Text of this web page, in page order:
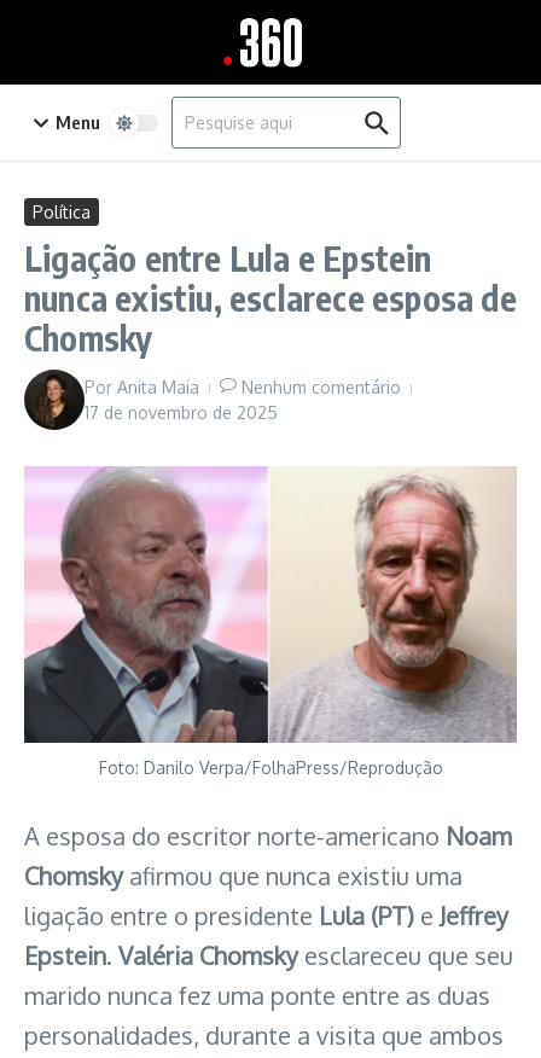
Menu
Procurar por:
Política
Ligação entre Lula e Epstein
nunca existiu, esclarece esposa de
Chomsky
Por Anita Maia
Nenhum comentário
17 de novembro de 2025
Foto: Danilo Verpa/FolhaPress/Reprodução
A esposa do escritor norte-americano Noam
Chomskyafirmou que nunca existiu uma
ligação entre o presidente Lula (PT) eJeffrey
Epstein. Valéria Chomskyesclareceu que seu
marido nunca fez uma ponte entre as duas
personalidades, durante a visita que ambos